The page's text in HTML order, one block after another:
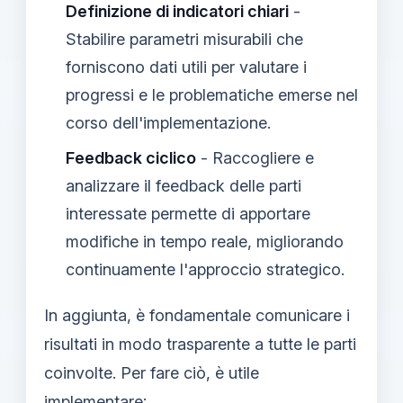
Definizione di indicatori chiari -
Stabilire parametri misurabili che
forniscono dati utili per valutare i
progressi e le problematiche emerse nel
corso dell'implementazione.
Feedback ciclico - Raccogliere e
analizzare il feedback delle parti
interessate permette di apportare
modifiche in tempo reale, migliorando
continuamente l'approccio strategico.
In aggiunta, è fondamentale comunicare i
risultati in modo trasparente a tutte le parti
coinvolte. Per fare ciò, è utile